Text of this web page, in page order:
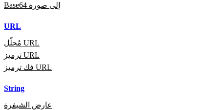
Base64 إلى صورة
URL
مُحلّل URL
ترميز URL
فك ترميز URL
String
عارض الشيفرة